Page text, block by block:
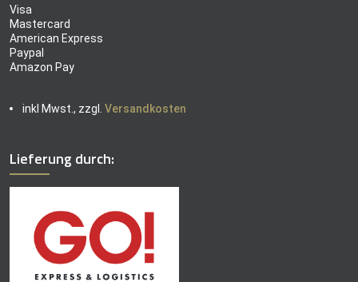
Visa
Mastercard
American Express
Paypal
Amazon Pay
inkl Mwst., zzgl. Versandkosten
Lieferung durch: